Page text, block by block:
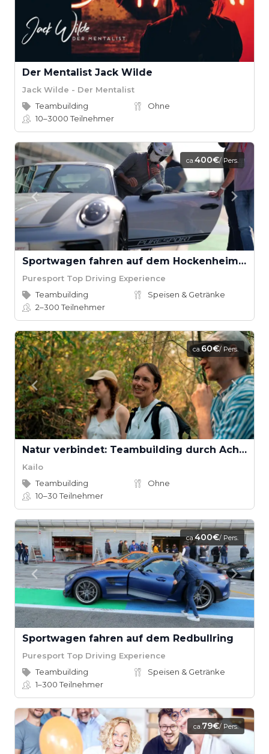
Der Mentalist Jack Wilde
Jack Wilde - Der Mentalist
Teambuilding
Ohne
10–3000Teilnehmer
ca.400€/ Pers.
Sportwagen fahren auf dem Hockenheimring
Puresport Top Driving Experience
Teambuilding
Speisen & Getränke
2–300Teilnehmer
ca.60€/ Pers.
Natur verbindet: Teambuilding durch Achtsamkeit und Selbstreflexion
Kailo
Teambuilding
Ohne
10–30Teilnehmer
ca.400€/ Pers.
Sportwagen fahren auf dem Redbullring
Puresport Top Driving Experience
Teambuilding
Speisen & Getränke
1–300Teilnehmer
ca.79€/ Pers.